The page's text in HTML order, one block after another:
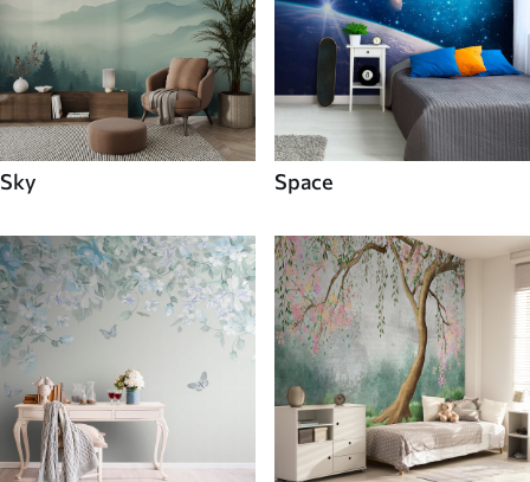
Sky Space